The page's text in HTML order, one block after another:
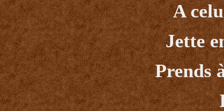
A
Jette
Prends